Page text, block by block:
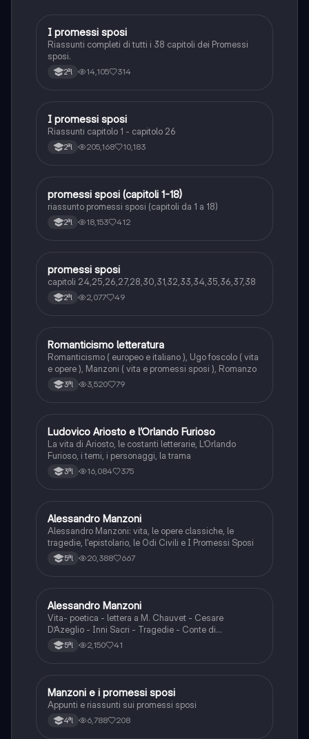
Italiano
I promessi sposi
Riassunti completi di tutti i 38 capitoli dei Promessi
sposi.
2ªl 14,105 314
Italiano
I promessi sposi
Riassunti capitolo 1 - capitolo 26
2ªl 205,168 10,183
Italiano
promessi sposi (capitoli 1-18)
riassunto promessi sposi (capitoli da 1 a 18)
2ªl 18,153 412
Italiano
promessi sposi
capitoli 24,25,26,27,28,30,31,32,33,34,35,36,37,38
2ªl 2,077 49
Italiano
Romanticismo letteratura
Romanticismo ( europeo e italiano ), Ugo foscolo ( vita
e opere ), Manzoni ( vita e promessi sposi ), Romanzo
3ªl 3,520 79
Italiano
Ludovico Ariosto e l’Orlando Furioso
La vita di Ariosto, le costanti letterarie, L’Orlando
Furioso, i temi, i personaggi, la trama
3ªl 16,084 375
Italiano
Alessandro Manzoni
Alessandro Manzoni: vita, le opere classiche, le
tragedie, l'epistolario, le Odi Civili e I Promessi Sposi
5ªl 20,388 667
Italiano
Alessandro Manzoni
Vita- poetica - lettera a M. Chauvet - Cesare
D’Azeglio - Inni Sacri - Tragedie - Conte di
Carmagnola - Adelchi - Promessi Sposi
5ªl 2,150 41
Italiano
Manzoni e i promessi sposi
Appunti e riassunti sui promessi sposi
4ªl 6,788 208